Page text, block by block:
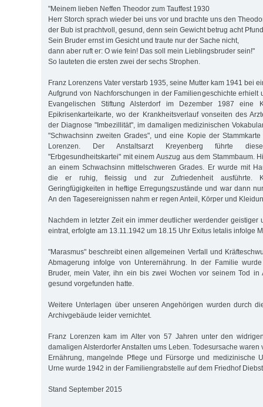
"Meinem lieben Neffen Theodor zum Tauffest 1930
Herr Storch sprach wieder bei uns vor und brachte uns den
der Bub ist prachtvoll, gesund, denn sein Gewicht betrug acht
Sein Bruder ernst im Gesicht und traute nur der Sache nicht,
dann aber ruft er: O wie fein! Das soll mein Lieblingsbruder sein!"
So lauteten die ersten zwei der sechs Strophen.
Franz Lorenzens Vater verstarb 1935, seine Mutter kam 1941 bei
Aufgrund von Nachforschungen in der Familiengeschichte erhielt
Evangelischen Stiftung Alsterdorf im Dezember 1987 eine
Epikrisenkarteikarte, wo der Krankheitsverlauf vonseiten des
der Diagnose "Imbezillität", im damaligen medizinischen
"Schwachsinn zweiten Grades", und eine Kopie der
Lorenzen. Der Anstaltsarzt Kreyenberg führte
"Erbgesundheitskartei" mit einem Auszug aus dem Stammbaum.
an einem Schwachsinn mittelschweren Grades. Er wurde mit
die er ruhig, fleissig und zur Zufriedenheit ausführte.
Geringfügigkeiten in heftige Erregungszustände und war dann
An den Tagesereignissen nahm er regen Anteil, Körper und
Nachdem in letzter Zeit ein immer deutlicher werdender geistiger
eintrat, erfolgte am 13.11.1942 um 18.15 Uhr Exitus letalis infolge
"Marasmus" beschreibt einen allgemeinen Verfall und
Abmagerung infolge von Unterernährung. In der Familie
Bruder, mein Vater, ihn ein bis zwei Wochen vor seinem Tod in
gesund vorgefunden hatte.
Weitere Unterlagen über unseren Angehörigen wurden durch
Archivgebäude leider vernichtet.
Franz Lorenzen kam im Alter von 57 Jahren unter den
damaligen Alsterdorfer Anstalten ums Leben. Todesursache waren
Ernährung, mangelnde Pflege und Fürsorge und medizinische
Urne wurde 1942 in der Familiengrabstelle auf dem Friedhof
Stand September 2015